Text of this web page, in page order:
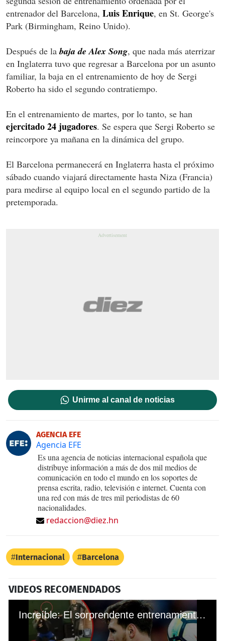
entrenador del Barcelona, Luis Enrique, en St. George's
Park (Birmingham, Reino Unido).
Después de labaja de Alex Song, que nada más aterrizar
en Inglaterra tuvo que regresar a Barcelona por un asunto
familiar, la baja en el entrenamiento de hoy de Sergi
Roberto ha sido el segundo contratiempo.
En el entrenamiento de martes, por lo tanto, se han
ejercitado 24 jugadores. Se espera que Sergi Roberto se
reincorpore ya mañana en la dinámica del grupo.
El Barcelona permanecerá en Inglaterra hasta el próximo
sábado cuando viajará directamente hasta Niza (Francia)
para medirse al equipo local en el segundo partido de la
pretemporada.
Unirme al canal de noticias
AGENCIA EFE
Agencia EFE
Es una agencia de noticias internacional española que
distribuye información a más de dos mil medios de
comunicación en todo el mundo en los soportes de
prensa escrita, radio, televisión e internet. Cuenta con
una red con más de tres mil periodistas de 60
nacionalidades.
redaccion@diez.hn
Internacional Barcelona
VIDEOS RECOMENDADOS
Increíble: El sorprendente entrenamiento de Courtois para enfrentar al Barcelona